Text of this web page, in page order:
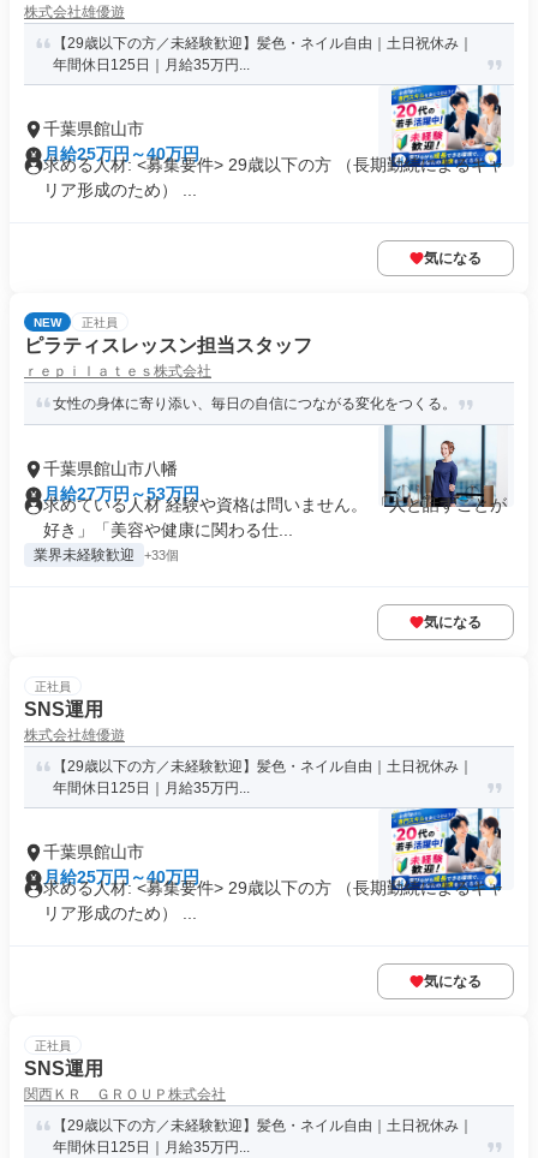
株式会社雄優遊
【29歳以下の方／未経験歓迎】髪色・ネイル自由｜土日祝休み｜
年間休日125日｜月給35万円...
千葉県館山市
月給25万円～40万円
求める人材: <募集要件> 29歳以下の方 （長期勤続によるキャ
リア形成のため） ...
気になる
NEW 正社員
ピラティスレッスン担当スタッフ
ｒｅｐｉｌａｔｅｓ株式会社
女性の身体に寄り添い、毎日の自信につながる変化をつくる。
千葉県館山市八幡
月給27万円～53万円
求めている人材 経験や資格は問いません。 「人と話すことが
好き」「美容や健康に関わる仕...
業界未経験歓迎 +33個
気になる
正社員
SNS運用
株式会社雄優遊
【29歳以下の方／未経験歓迎】髪色・ネイル自由｜土日祝休み｜
年間休日125日｜月給35万円...
千葉県館山市
月給25万円～40万円
求める人材: <募集要件> 29歳以下の方 （長期勤続によるキャ
リア形成のため） ...
気になる
正社員
SNS運用
関西ＫＲ ＧＲＯＵＰ株式会社
【29歳以下の方／未経験歓迎】髪色・ネイル自由｜土日祝休み｜
年間休日125日｜月給35万円...